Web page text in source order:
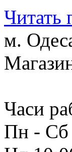
Читать
м.
Часи
Пн - Сб